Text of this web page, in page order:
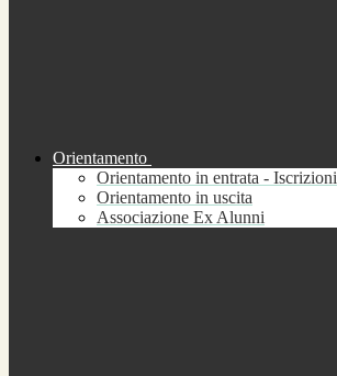
Orientamento
Orientamento in entrata - Iscrizioni
Orientamento in uscita
Associazione Ex Alunni